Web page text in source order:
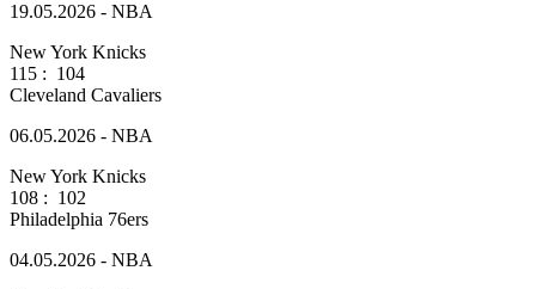
19.05.2026 - NBA
New York Knicks
115 : 104
Cleveland Cavaliers
06.05.2026 - NBA
New York Knicks
108 : 102
Philadelphia 76ers
04.05.2026 - NBA